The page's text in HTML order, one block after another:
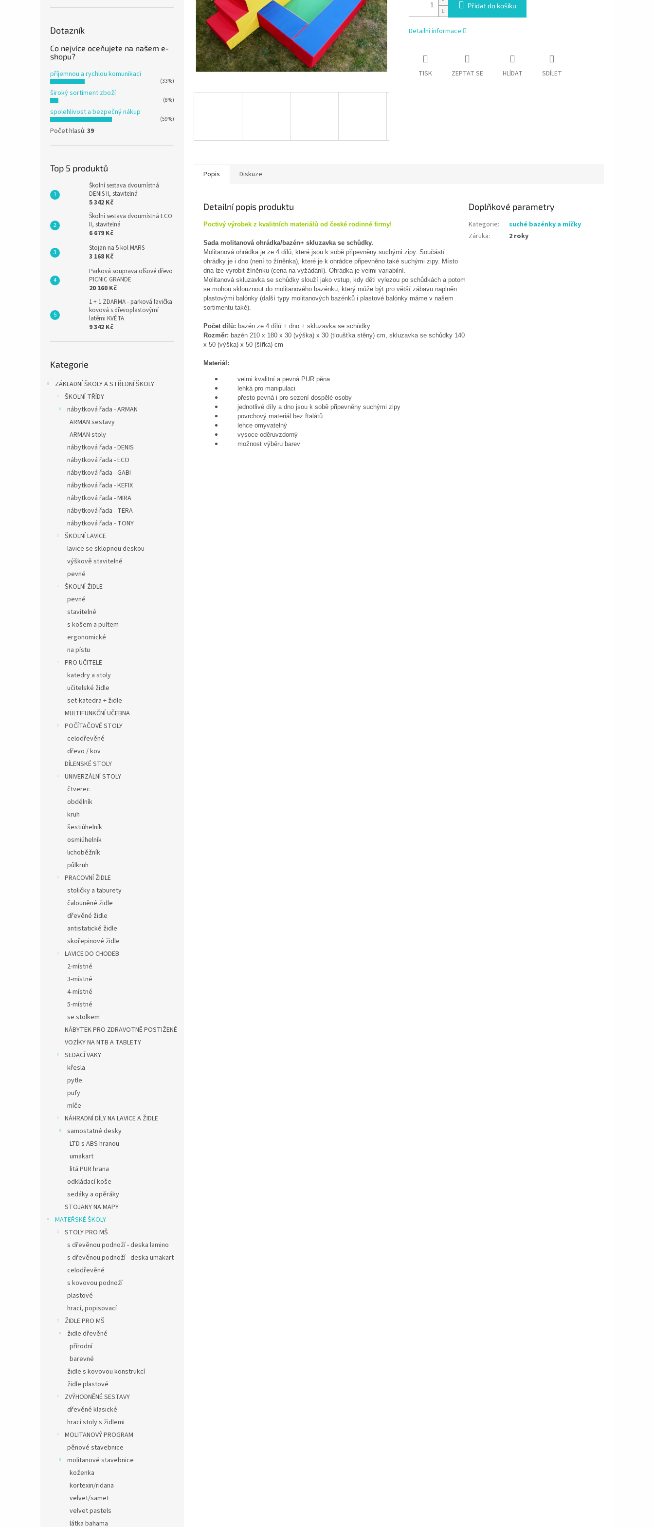
Dotazník
Co nejvíce oceňujete na našem e-
shopu?
příjemnou a rychlou komunikaci
(33%)
široký sortiment zboží
(8%)
spolehlivost a bezpečný nákup
(59%)
Počet hlasů: 39
Top 5 produktů
Školní sestava dvoumístná
DENIS II, stavitelná
5 342 Kč
Školní sestava dvoumístná ECO
II, stavitelná
6 679 Kč
Stojan na 5 kol MARS
3 168 Kč
Parková souprava olšové dřevo
PICNIC GRANDE
20 160 Kč
1 + 1 ZDARMA - parková lavička
kovová s dřevoplastovýmí
latěmi KVĚTA
9 342 Kč
kategorie
Kategorie
ZÁKLADNÍ ŠKOLY A STŘEDNÍ ŠKOLY
ŠKOLNÍ TŘÍDY
nábytková řada - ARMAN
ARMAN sestavy
ARMAN stoly
nábytková řada - DENIS
nábytková řada - ECO
nábytková řada - GABI
nábytková řada - KEFIX
nábytková řada - MIRA
nábytková řada - TERA
nábytková řada - TONY
ŠKOLNÍ LAVICE
lavice se sklopnou deskou
výškově stavitelné
pevné
ŠKOLNÍ ŽIDLE
pevné
stavitelné
s košem a pultem
ergonomické
na pístu
PRO UČITELE
katedry a stoly
učitelské židle
set-katedra + židle
MULTIFUNKČNÍ UČEBNA
POČÍTAČOVÉ STOLY
celodřevěné
dřevo / kov
DÍLENSKÉ STOLY
UNIVERZÁLNÍ STOLY
čtverec
obdélník
kruh
šestiúhelník
osmiúhelník
lichoběžník
půlkruh
PRACOVNÍ ŽIDLE
stoličky a taburety
čalouněné židle
dřevěné židle
antistatické židle
skořepinové židle
LAVICE DO CHODEB
2-místné
3-místné
4-místné
5-místné
se stolkem
NÁBYTEK PRO ZDRAVOTNĚ POSTIŽENÉ
VOZÍKY NA NTB A TABLETY
SEDACÍ VAKY
křesla
pytle
pufy
míče
NÁHRADNÍ DÍLY NA LAVICE A ŽIDLE
samostatné desky
LTD s ABS hranou
umakart
litá PUR hrana
odkládací koše
sedáky a opěráky
STOJANY NA MAPY
MATEŘSKÉ ŠKOLY
STOLY PRO MŠ
s dřevěnou podnoží - deska lamino
s dřevěnou podnoží - deska umakart
celodřevěné
s kovovou podnoží
plastové
hrací, popisovací
ŽIDLE PRO MŠ
židle dřevěné
přírodní
barevné
židle s kovovou konstrukcí
židle plastové
ZVÝHODNĚNÉ SESTAVY
dřevěné klasické
hrací stoly s židlemi
MOLITANOVÝ PROGRAM
pěnové stavebnice
molitanové stavebnice
koženka
kortexin/ridana
velvet/samet
velvet pastels
látka bahama
Přidat do košíku
Detailní informace
TISK ZEPTAT SE HLÍDAT SDÍLET
Popis Diskuze
Detailní popis produktu
Poctivý výrobek z kvalitních materiálů od české rodinné firmy!
Sada molitanová ohrádka/bazén+ skluzavka se schůdky.
Molitanová ohrádka je ze 4 dílů, které jsou k sobě připevněny suchými zipy. Součástí
ohrádky je i dno (není to žíněnka), které je k ohrádce připevněno také suchými zipy. Místo
dna lze vyrobit žíněnku (cena na vyžádání). Ohrádka je velmi variabilní.
Molitanová skluzavka se schůdky slouží jako vstup, kdy děti vylezou po schůdkách a potom
se mohou sklouznout do molitanového bazénku, který může být pro větší zábavu naplněn
plastovými balónky (další typy molitanových bazénků i plastové balónky máme v našem
sortimentu také).
Počet dílů: bazén ze 4 dílů + dno + skluzavka se schůdky
Rozměr: bazén 210 x 180 x 30 (výška) x 30 (tloušťka stěny) cm, skluzavka se schůdky 140
x 50 (výška) x 50 (šířka) cm
Materiál:
velmi kvalitní a pevná PUR pěna
lehká pro manipulaci
přesto pevná i pro sezení dospělé osoby
jednotlivé díly a dno jsou k sobě připevněny suchými zipy
povrchový materiál bez ftalátů
lehce omyvatelný
vysoce oděruvzdorný
možnost výběru barev
Doplňkové parametry
Kategorie:
suché bazénky a míčky
Záruka: 2 roky